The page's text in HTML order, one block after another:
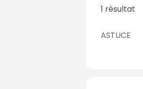
1 résultat
ASTUCE